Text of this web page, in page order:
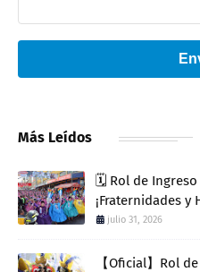
Más Leídos
🗓️ Rol de Ingreso
¡Fraternidades y
julio 31, 2026
【Oficial】Rol